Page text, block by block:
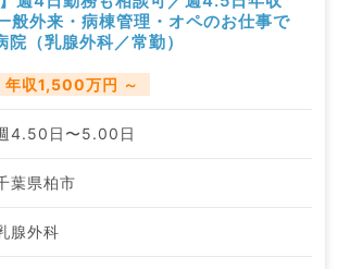
般外来・病棟管理・オペのお仕事で
（乳腺外科／常勤）
年収1,500万円 ～
4.50日〜5.00日
葉県柏市
腺外科